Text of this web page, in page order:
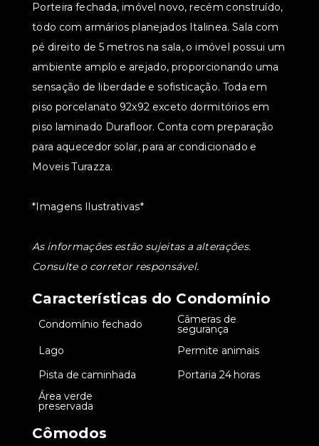
Porteira fechada, imóvel novo, recém construído,
todo com armários planejados Italinea. Sala com
pé direito de 5 metros na sala, o imóvel possui um
ambiente amplo e arejado, proporcionando uma
sensação de liberdade e sofisticação. Toda em
piso porcelanato 92x92 exceto dormitórios em
piso laminado Durafloor. Conta com preparação
para aquecedor solar, para ar condicionado e
Moveis Turazza.
*Imagens Ilustrativas*
As informações estão sujeitas a alterações.
Consulte o corretor responsável.
Características do Condomínio
Condomínio fechado Câmeras de
segurança
Lago
Permite animais
Pista de caminhada Portaria 24 horas
Área verde
preservada
Cômodos